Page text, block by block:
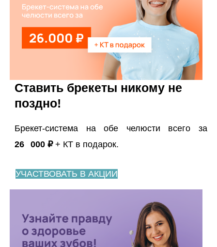
Ставить брекеты никому не
поздно!
Брекет-система на обе челюсти всего за
26⠀000 ₽ + КТ в подарок.
УЧАСТВОВАТЬ В АКЦИИ